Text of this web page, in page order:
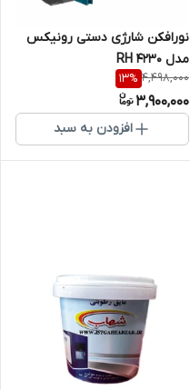
نورافکن شارژی دستی رونیکس
مدل RH 4230
4,498,000
13%
3,900,000
افزودن به سبد